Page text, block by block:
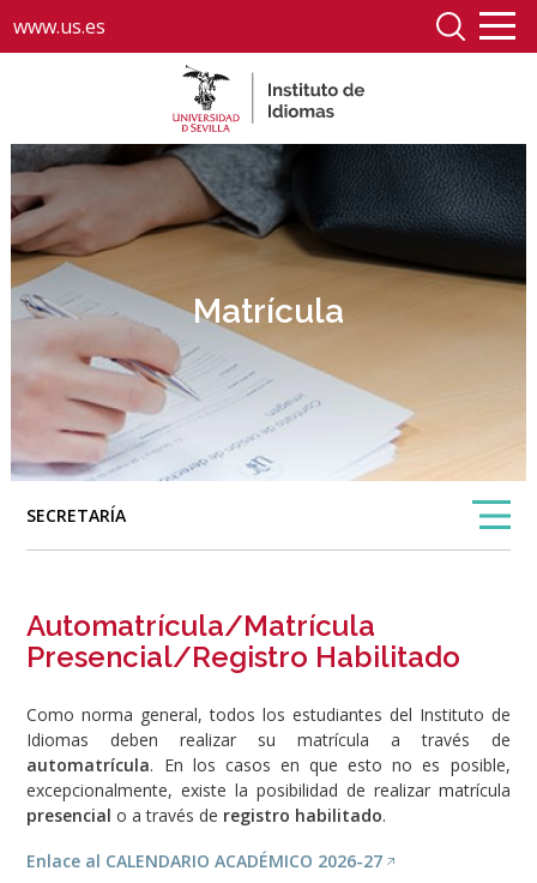
www.us.es
Matrícula
SECRETARÍA
Automatrícula/Matrícula
Presencial/Registro Habilitado
Como norma general, todos los estudiantes del Instituto de
Idiomas deben realizar su matrícula a través de
automatrícula. En los casos en que esto no es posible,
excepcionalmente, existe la posibilidad de realizar matrícula
presencialo a través de registro habilitado.
Enlace al CALENDARIO ACADÉMICO 2026-27